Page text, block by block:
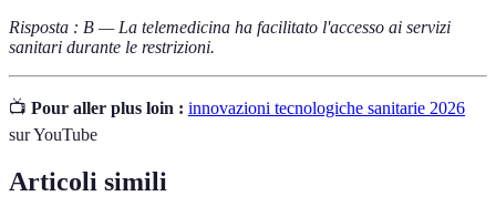
Risposta : B — La telemedicina ha facilitato l'accesso ai servizi
sanitari durante le restrizioni.
📺 Pour aller plus loin : innovazioni tecnologiche sanitarie 2026
sur YouTube
Articoli simili